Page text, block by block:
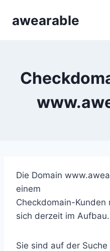
Inhaltawearable
Die Domain
einem
Checkdomain-
sich derzeit im Aufbau.
Sie sind auf der